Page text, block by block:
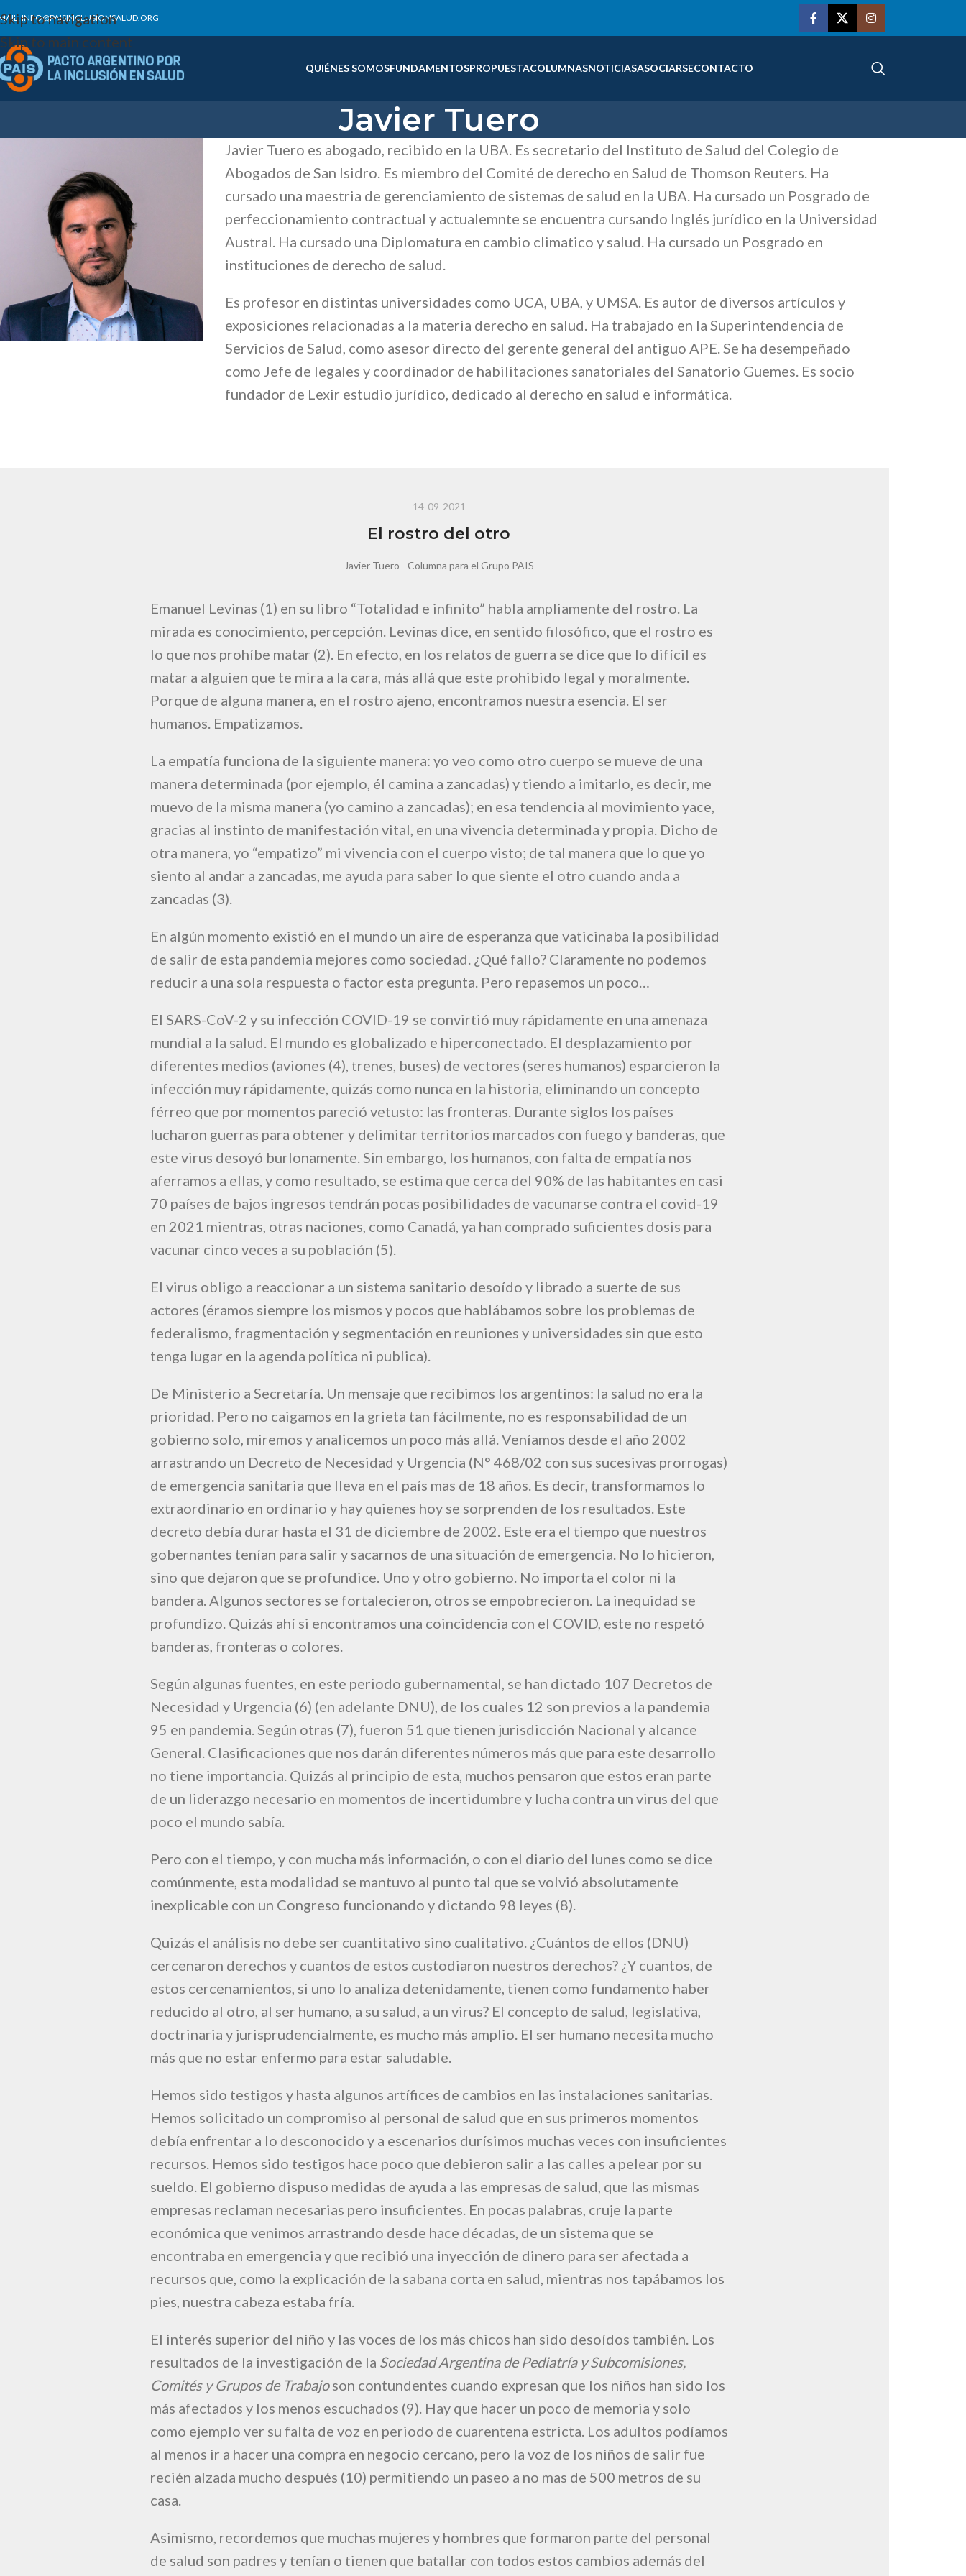
Skip to navigation
Skip to main content
INFO@PAISINCLUSIONSALUD.ORG
QUIÉNES SOMOSFUNDAMENTOSPROPUESTACOLUMNASNOTICIASASOCIARSECONTACTO
Javier Tuero
Javier Tuero es abogado, recibido en la UBA. Es secretario del Instituto de Salud del Colegio de
Abogados de San Isidro. Es miembro del Comité de derecho en Salud de Thomson Reuters. Ha
cursado una maestria de gerenciamiento de sistemas de salud en la UBA. Ha cursado un Posgrado de
perfeccionamiento contractual y actualemnte se encuentra cursando Inglés jurídico en la Universidad
Austral. Ha cursado una Diplomatura en cambio climatico y salud. Ha cursado un Posgrado en
instituciones de derecho de salud.
Es profesor en distintas universidades como UCA, UBA, y UMSA. Es autor de diversos artículos y
exposiciones relacionadas a la materia derecho en salud. Ha trabajado en la Superintendencia de
Servicios de Salud, como asesor directo del gerente general del antiguo APE. Se ha desempeñado
como Jefe de legales y coordinador de habilitaciones sanatoriales del Sanatorio Guemes. Es socio
fundador de Lexir estudio jurídico, dedicado al derecho en salud e informática.
14-09-2021
El rostro del otro
Javier Tuero - Columna para el Grupo PAIS
Emanuel Levinas (1) en su libro “Totalidad e infinito” habla ampliamente del rostro. La
mirada es conocimiento, percepción. Levinas dice, en sentido filosófico, que el rostro es
lo que nos prohíbe matar (2). En efecto, en los relatos de guerra se dice que lo difícil es
matar a alguien que te mira a la cara, más allá que este prohibido legal y moralmente.
Porque de alguna manera, en el rostro ajeno, encontramos nuestra esencia. El ser
humanos. Empatizamos.
La empatía funciona de la siguiente manera: yo veo como otro cuerpo se mueve de una
manera determinada (por ejemplo, él camina a zancadas) y tiendo a imitarlo, es decir, me
muevo de la misma manera (yo camino a zancadas); en esa tendencia al movimiento yace,
gracias al instinto de manifestación vital, en una vivencia determinada y propia. Dicho de
otra manera, yo “empatizo” mi vivencia con el cuerpo visto; de tal manera que lo que yo
siento al andar a zancadas, me ayuda para saber lo que siente el otro cuando anda a
zancadas (3).
En algún momento existió en el mundo un aire de esperanza que vaticinaba la posibilidad
de salir de esta pandemia mejores como sociedad. ¿Qué fallo? Claramente no podemos
reducir a una sola respuesta o factor esta pregunta. Pero repasemos un poco…
El SARS-CoV-2 y su infección COVID-19 se convirtió muy rápidamente en una amenaza
mundial a la salud. El mundo es globalizado e hiperconectado. El desplazamiento por
diferentes medios (aviones (4), trenes, buses) de vectores (seres humanos) esparcieron la
infección muy rápidamente, quizás como nunca en la historia, eliminando un concepto
férreo que por momentos pareció vetusto: las fronteras. Durante siglos los países
lucharon guerras para obtener y delimitar territorios marcados con fuego y banderas, que
este virus desoyó burlonamente. Sin embargo, los humanos, con falta de empatía nos
aferramos a ellas, y como resultado, se estima que cerca del 90% de las habitantes en casi
70 países de bajos ingresos tendrán pocas posibilidades de vacunarse contra el covid-19
en 2021 mientras, otras naciones, como Canadá, ya han comprado suficientes dosis para
vacunar cinco veces a su población (5).
El virus obligo a reaccionar a un sistema sanitario desoído y librado a suerte de sus
actores (éramos siempre los mismos y pocos que hablábamos sobre los problemas de
federalismo, fragmentación y segmentación en reuniones y universidades sin que esto
tenga lugar en la agenda política ni publica).
De Ministerio a Secretaría. Un mensaje que recibimos los argentinos: la salud no era la
prioridad. Pero no caigamos en la grieta tan fácilmente, no es responsabilidad de un
gobierno solo, miremos y analicemos un poco más allá. Veníamos desde el año 2002
arrastrando un Decreto de Necesidad y Urgencia (N° 468/02 con sus sucesivas prorrogas)
de emergencia sanitaria que lleva en el país mas de 18 años. Es decir, transformamos lo
extraordinario en ordinario y hay quienes hoy se sorprenden de los resultados. Este
decreto debía durar hasta el 31 de diciembre de 2002. Este era el tiempo que nuestros
gobernantes tenían para salir y sacarnos de una situación de emergencia. No lo hicieron,
sino que dejaron que se profundice. Uno y otro gobierno. No importa el color ni la
bandera. Algunos sectores se fortalecieron, otros se empobrecieron. La inequidad se
profundizo. Quizás ahí si encontramos una coincidencia con el COVID, este no respetó
banderas, fronteras o colores.
Según algunas fuentes, en este periodo gubernamental, se han dictado 107 Decretos de
Necesidad y Urgencia (6) (en adelante DNU), de los cuales 12 son previos a la pandemia
95 en pandemia. Según otras (7), fueron 51 que tienen jurisdicción Nacional y alcance
General. Clasificaciones que nos darán diferentes números más que para este desarrollo
no tiene importancia. Quizás al principio de esta, muchos pensaron que estos eran parte
de un liderazgo necesario en momentos de incertidumbre y lucha contra un virus del que
poco el mundo sabía.
Pero con el tiempo, y con mucha más información, o con el diario del lunes como se dice
comúnmente, esta modalidad se mantuvo al punto tal que se volvió absolutamente
inexplicable con un Congreso funcionando y dictando 98 leyes (8).
Quizás el análisis no debe ser cuantitativo sino cualitativo. ¿Cuántos de ellos (DNU)
cercenaron derechos y cuantos de estos custodiaron nuestros derechos? ¿Y cuantos, de
estos cercenamientos, si uno lo analiza detenidamente, tienen como fundamento haber
reducido al otro, al ser humano, a su salud, a un virus? El concepto de salud, legislativa,
doctrinaria y jurisprudencialmente, es mucho más amplio. El ser humano necesita mucho
más que no estar enfermo para estar saludable.
Hemos sido testigos y hasta algunos artífices de cambios en las instalaciones sanitarias.
Hemos solicitado un compromiso al personal de salud que en sus primeros momentos
debía enfrentar a lo desconocido y a escenarios durísimos muchas veces con insuficientes
recursos. Hemos sido testigos hace poco que debieron salir a las calles a pelear por su
sueldo. El gobierno dispuso medidas de ayuda a las empresas de salud, que las mismas
empresas reclaman necesarias pero insuficientes. En pocas palabras, cruje la parte
económica que venimos arrastrando desde hace décadas, de un sistema que se
encontraba en emergencia y que recibió una inyección de dinero para ser afectada a
recursos que, como la explicación de la sabana corta en salud, mientras nos tapábamos los
pies, nuestra cabeza estaba fría.
El interés superior del niño y las voces de los más chicos han sido desoídos también. Los
resultados de la investigación de la Sociedad Argentina de Pediatría y Subcomisiones,
Comités y Grupos de Trabajoson contundentes cuando expresan que los niños han sido los
más afectados y los menos escuchados (9). Hay que hacer un poco de memoria y solo
como ejemplo ver su falta de voz en periodo de cuarentena estricta. Los adultos podíamos
al menos ir a hacer una compra en negocio cercano, pero la voz de los niños de salir fue
recién alzada mucho después (10) permitiendo un paseo a no mas de 500 metros de su
casa.
Asimismo, recordemos que muchas mujeres y hombres que formaron parte del personal
de salud son padres y tenían o tienen que batallar con todos estos cambios además del